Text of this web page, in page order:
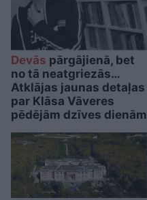
Devās pārgājienā, bet
no tā neatgriezās…
Atklājas jaunas detaļas
par Klāsa Vāveres
pēdējām dzīves dienām